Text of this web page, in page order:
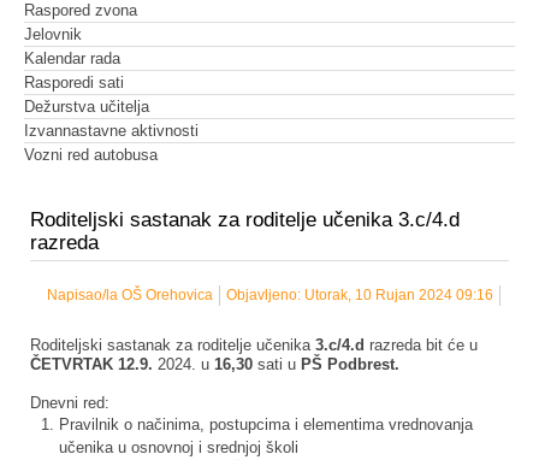
Raspored zvona
Jelovnik
Kalendar rada
Rasporedi sati
Dežurstva učitelja
Izvannastavne aktivnosti
Vozni red autobusa
Roditeljski sastanak za roditelje učenika 3.c/4.d
razreda
Objavljeno: Utorak, 10 Rujan 2024 09:16
Napisao/la OŠ Orehovica
Roditeljski sastanak za roditelje učenika 3.c/4.d razreda bit će u
ČETVRTAK 12.9. 2024. u 16,30 sati u PŠ Podbrest.
Dnevni red:
Pravilnik o načinima, postupcima i elementima vrednovanja
učenika u osnovnoj i srednjoj školi